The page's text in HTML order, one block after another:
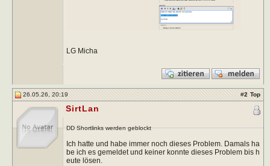
LG Micha
26.05.26, 20:19 #2 Top
SirtLan
DD Shortlinks werden geblockt
Ich hatte und habe immer noch dieses Problem. Damals ha
be ich es gemeldet und keiner konnte dieses Problem bis h
eute lösen.